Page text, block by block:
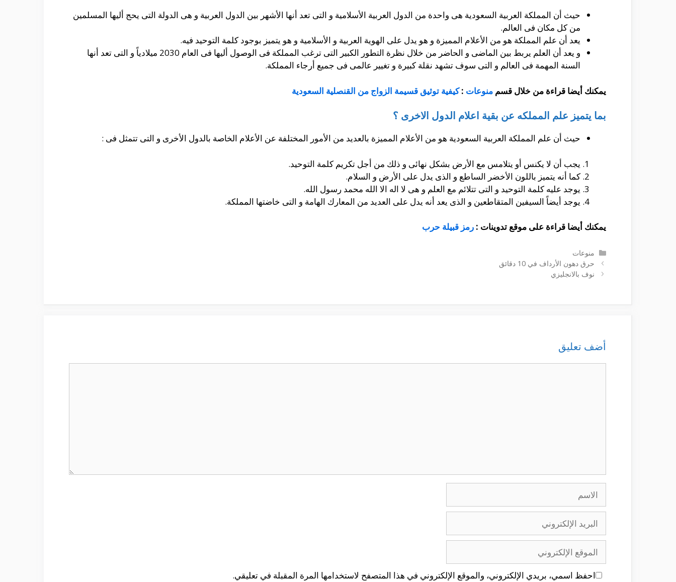
حيث أن المملكة العربية السعودية هى واحدة من الدول العربية الأسلامية و التى تعد أنها الأشهر بين الدول العربية و هى الدولة التى يحج أليها المسلمين
من كل مكان فى العالم.
يعد أن علم المملكة هو من الأعلام المميزة و هو يدل على الهوية العربية و الأسلامية و هو يتميز بوجود كلمة التوحيد فيه.
و يعد أن العلم يربط بين الماضى و الحاضر من خلال نظرة التطور الكبير التى ترغب المملكة فى الوصول أليها فى العام 2030 ميلادياً و التى تعد أنها
السنة المهمة فى العالم و التى سوف تشهد نقلة كبيرة و تغيير عالمى فى جميع أرجاء المملكة.
يمكنك أيضا قراءة من خلال قسم منوعات :كيفية توثيق قسيمة الزواج من القنصلية السعودية
بما يتميز علم المملكه عن بقية اعلام الدول الاخرى ؟
حيث أن علم المملكة العربية السعودية هو من الأعلام المميزة بالعديد من الأمور المختلفة عن الأعلام الخاصة بالدول الأخرى و التى تتمثل فى :
يجب أن لا يكنس أو يتلامس مع الأرض بشكل نهائى و ذلك من أجل تكريم كلمة التوحيد.
كما أنه يتميز باللون الأخضر الساطع و الذى يدل على الأرض و السلام.
يوجد عليه كلمة التوحيد و التى تتلائم مع العلم و هى لا اله الا الله محمد رسول الله.
يوجد أيضاً السيفين المتقاطعين و الذى يعد أنه يدل على العديد من المعارك الهامة و التى خاضتها المملكة.
يمكنك أيضا قراءة على موقع تدوينات : رمز قبيلة حرب
التصنيفات
منوعات
حرق دهون الأرداف في 10 دقائق
نوف بالانجليزي
أضف تعليق
الاسم
البريد
الإلكتروني
الموقع
الإلكتروني
احفظ اسمي، بريدي الإلكتروني، والموقع الإلكتروني في هذا المتصفح لاستخدامها المرة المقبلة في تعليقي.